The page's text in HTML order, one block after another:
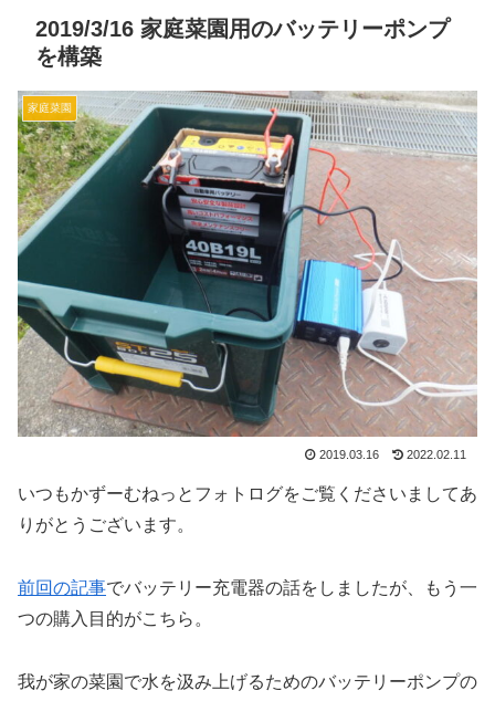
2019/3/16 家庭菜園用のバッテリーポンプ
を構築
家庭菜園
2019.03.16 2022.02.11
いつもかずーむねっとフォトログをご覧くださいましてあ
りがとうございます。
前回の記事でバッテリー充電器の話をしましたが、もう一
つの購入目的がこちら。
我が家の菜園で水を汲み上げるためのバッテリーポンプの